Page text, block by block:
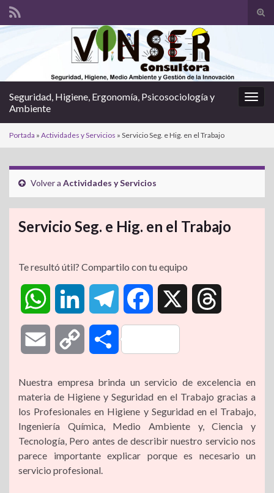
el
Search for:
Seguridad, Higiene, Ergonomía, Psicosociología y
Ambiente
Portada » Actividades y Servicios » Servicio Seg. e Hig. en el Trabajo
Volver a Actividades y Servicios
Servicio Seg. e Hig. en el Trabajo
Te resultó útil? Compartilo con tu equipo
t
s
A
p
k
e
d
I
e
e
g
r
a
c
e
b
o
e
a
d
a
i
p
y
L
C
m
p
a
Nuestra empresa brinda un servicio de excelencia en
materia de Higiene y Seguridad en el Trabajo gracias a
los Profesionales en Higiene y Seguridad en el Trabajo,
Ingeniería Química, Medio Ambiente y, Ciencia y
Tecnología, Pero antes de describir nuestro servicio nos
parece importante explicar porque es necesario un
servicio profesional.